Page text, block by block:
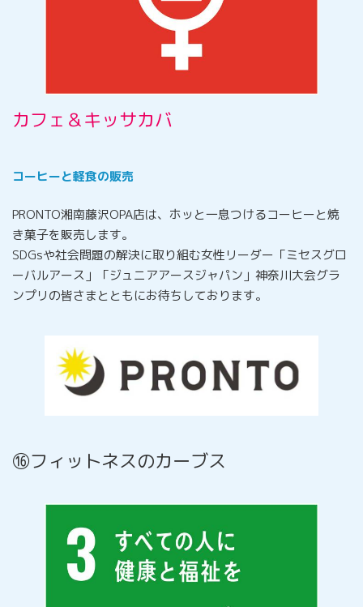
カフェ＆キッサカバ
コーヒーと軽食の販売
PRONTO湘南藤沢OPA店は、ホッと一息つけるコーヒーと焼
き菓子を販売します。
SDGsや社会問題の解決に取り組む女性リーダー「ミセスグロ
ーバルアース」「ジュニアアースジャパン」神奈川大会グラ
ンプリの皆さまとともにお待ちしております。
⑯フィットネスのカーブス